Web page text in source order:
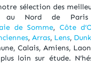
sélection des
au Nord de
de Somme,Côte
, Arras, Lens,
Calais, Amiens,
loin sur étude.